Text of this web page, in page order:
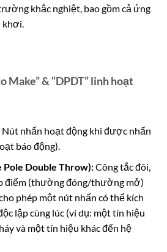
khắc nghiệt, bao gồm cả ứng
khơi.
Make” & “DPDT” linh hoạt
Nút nhấn hoạt động khi được nhấn
báo động).
Pole Double Throw):Công tắc đôi,
điểm (thường đóng/thường mở)
phép một nút nhấn có thể kích
lập cùng lúc (ví dụ: một tín hiệu
và một tín hiệu khác đến hệ